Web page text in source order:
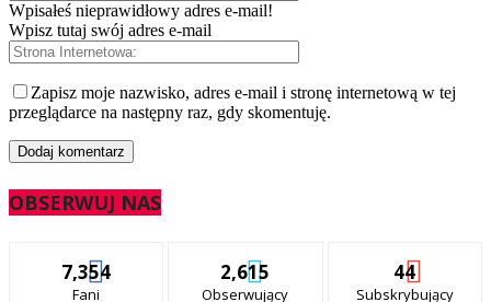
Wpisałeś nieprawidłowy adres e-mail!
Wpisz tutaj swój adres e-mail
Zapisz moje nazwisko, adres e-mail i stronę internetową w tej
przeglądarce na następny raz, gdy skomentuję.
OBSERWUJ NAS
7,354
Fani
2,615
Obserwujący
44
Subskrybujący